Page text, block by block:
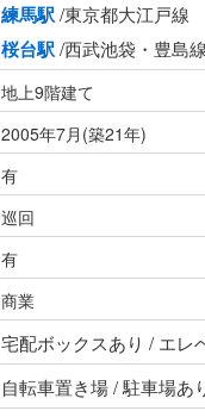
練馬駅/東京都大江戸線
桜台駅/西武池袋・豊島
地上9階建て
2005年7月(築21年)
有
巡回
有
商業
宅配ボックスあり / エレ
自転車置き場 / 駐車場あ